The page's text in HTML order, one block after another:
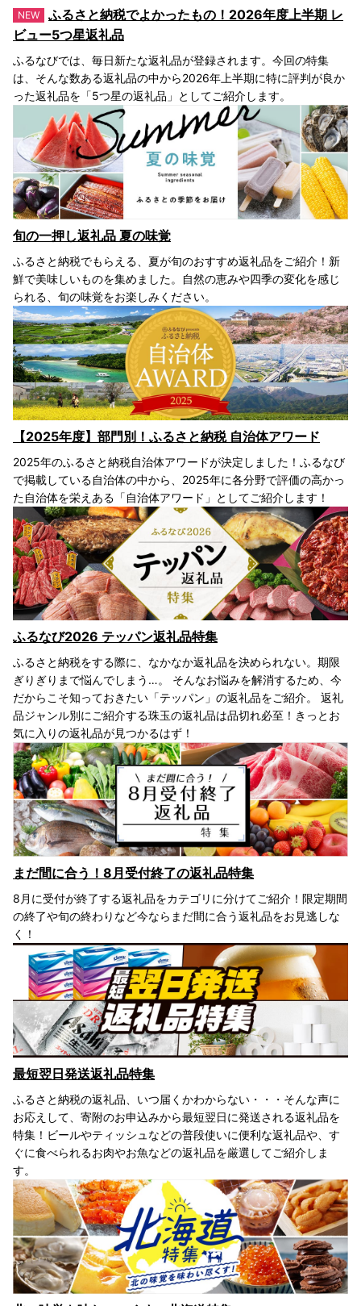
ふるさと納税でよかったもの！2026年度上半期 レ
ビュー5つ星返礼品
ふるなびでは、毎日新たな返礼品が登録されます。今回の特集
は、そんな数ある返礼品の中から2026年上半期に特に評判が良か
った返礼品を「5つ星の返礼品」としてご紹介します。
旬の一押し返礼品 夏の味覚
ふるさと納税でもらえる、夏が旬のおすすめ返礼品をご紹介！新
鮮で美味しいものを集めました。自然の恵みや四季の変化を感じ
られる、旬の味覚をお楽しみください。
【2025年度】部門別！ふるさと納税 自治体アワード
2025年のふるさと納税自治体アワードが決定しました！ふるなび
で掲載している自治体の中から、2025年に各分野で評価の高かっ
た自治体を栄えある「自治体アワード」としてご紹介します！
ふるなび2026 テッパン返礼品特集
ふるさと納税をする際に、なかなか返礼品を決められない。期限
ぎりぎりまで悩んでしまう…。 そんなお悩みを解消するため、今
だからこそ知っておきたい「テッパン」の返礼品をご紹介。 返礼
品ジャンル別にご紹介する珠玉の返礼品は品切れ必至！きっとお
気に入りの返礼品が見つかるはず！
まだ間に合う！8月受付終了の返礼品特集
8月に受付が終了する返礼品をカテゴリに分けてご紹介！限定期間
の終了や旬の終わりなど今ならまだ間に合う返礼品をお見逃しな
く！
最短翌日発送返礼品特集
ふるさと納税の返礼品、いつ届くかわからない・・・そんな声に
お応えして、寄附のお申込みから最短翌日に発送される返礼品を
特集！ビールやティッシュなどの普段使いに便利な返礼品や、す
ぐに食べられるお肉やお魚などの返礼品を厳選してご紹介しま
す。